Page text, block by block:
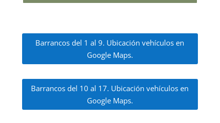
Barrancos del 1 al 9. Ubicación vehículos en
Google Maps.
Barrancos del 10 al 17. Ubicación vehículos en
Google Maps.